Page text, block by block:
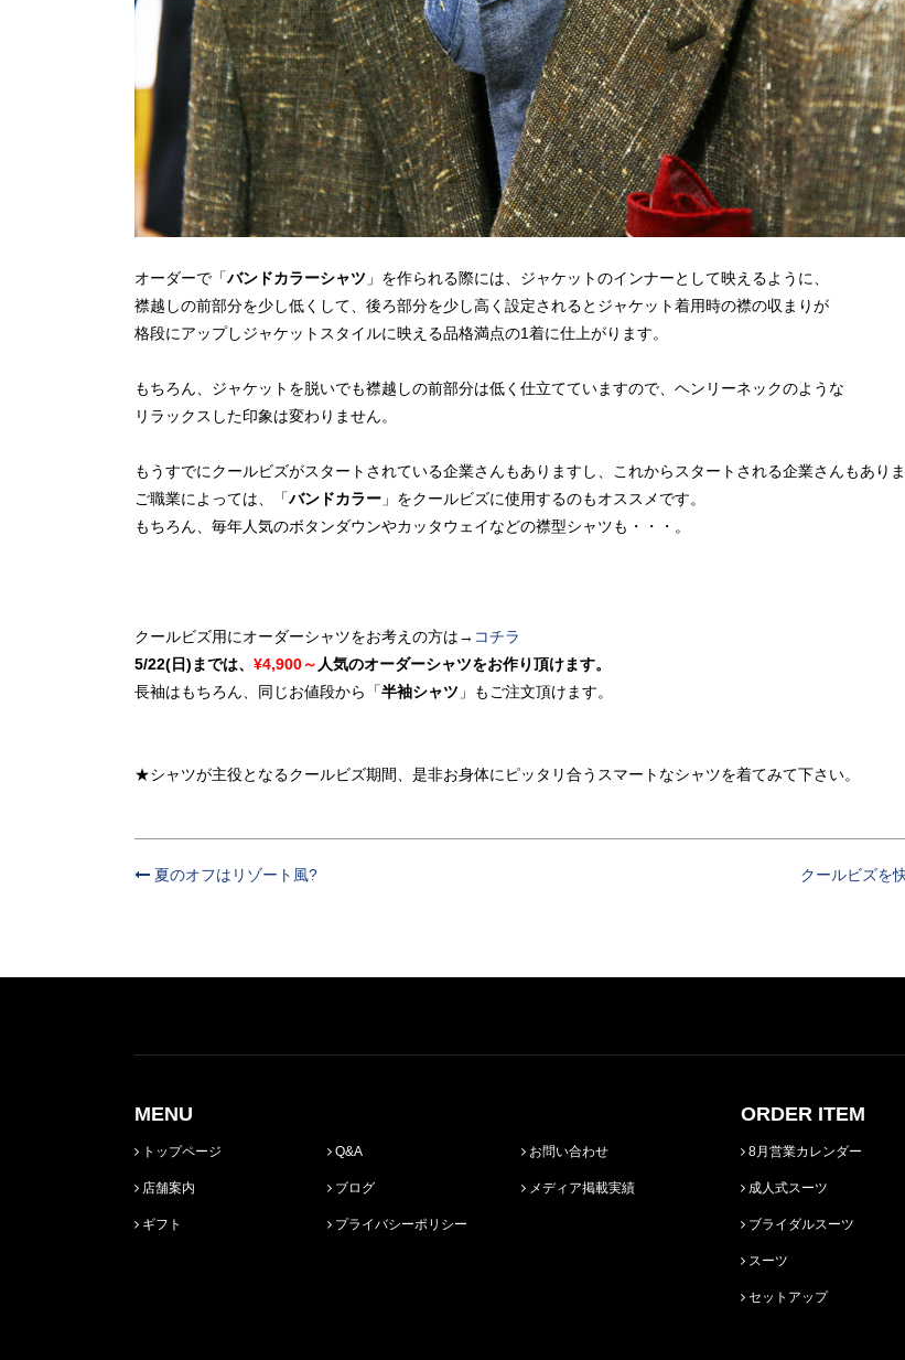
オーダーで「バンドカラーシャツ 」を作られる際には、ジャケットのインナーとして映えるように、
襟越しの前部分を少し低くして、後ろ部分を少し高く設定されるとジャケット着用時の襟の収まりが
格段にアップしジャケットスタイルに映える品格満点の1着に仕上がります。
もちろん、ジャケットを脱いでも襟越しの前部分は低く仕立てていますので、ヘンリーネックのような
リラックスした印象は変わりません。
もうすでにクールビズがスタートされている企業さんもありますし、これからスタートされる企業さんもありま
ご職業によっては、「バンドカラー 」をクールビズに使用するのもオススメです。
もちろん、毎年人気のボタンダウンやカッタウェイなどの襟型シャツも・・・。
クールビズ用にオーダーシャツをお考えの方は→ コチラ
5/22(日)までは、 ¥4,900～ 人気のオーダーシャツをお作り頂けます。
長袖はもちろん、同じお値段から「半袖シャツ 」もご注文頂けます。
★シャツが主役となるクールビズ期間、是非お身体にピッタリ合うスマートなシャツを着てみて下さい。
夏のオフはリゾート風? クールビズを
MENU
トップページ
店舗案内
ギフト
Q&A
ブログ
プライバシーポリシー
お問い合わせ
メディア掲載実績
ORDER ITEM
8月営業カレンダー
成人式スーツ
ブライダルスーツ
スーツ
セットアップ